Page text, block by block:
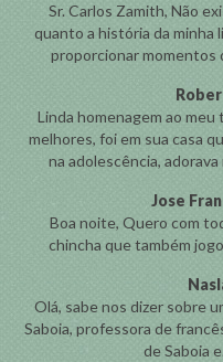
Sr. Carlos Zamith, Não
quanto a história da minha
proporcionar momentos
Linda homenagem ao meu
melhores, foi em sua casa
na adolescência, adorava
Jose
Boa noite, Quero com
chincha que também
Olá, sabe nos dizer sobre
Saboia, professora de
de Saboia